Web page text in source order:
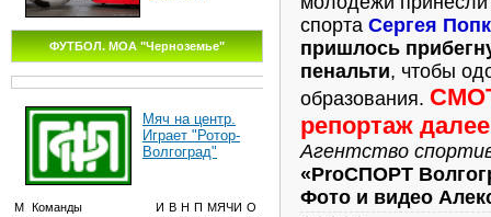
ФУТБОЛ. МОА "Черноземье"
Мяч на центр.
Играет "Ротор-
Волгоград"
М Команды И В Н П МЯЧИ О
спорта Сергея
пришлось
пенальти, чтобы
образования.
репортаж
Агентство
«ProСПОРТ
Фото и видео